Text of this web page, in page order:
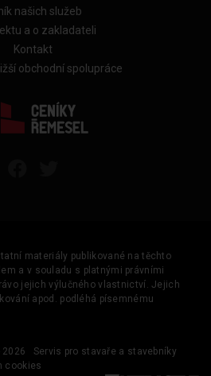
našich služeb
a o zakladateli
Kontakt
obchodní spolupráce
materiály publikované na těchto
a v souladu s platnými právními
jejich výlučného vlastnictví. Jejich
apod. podléhá písemnému
Servis pro stavaře a stavebníky
cookies